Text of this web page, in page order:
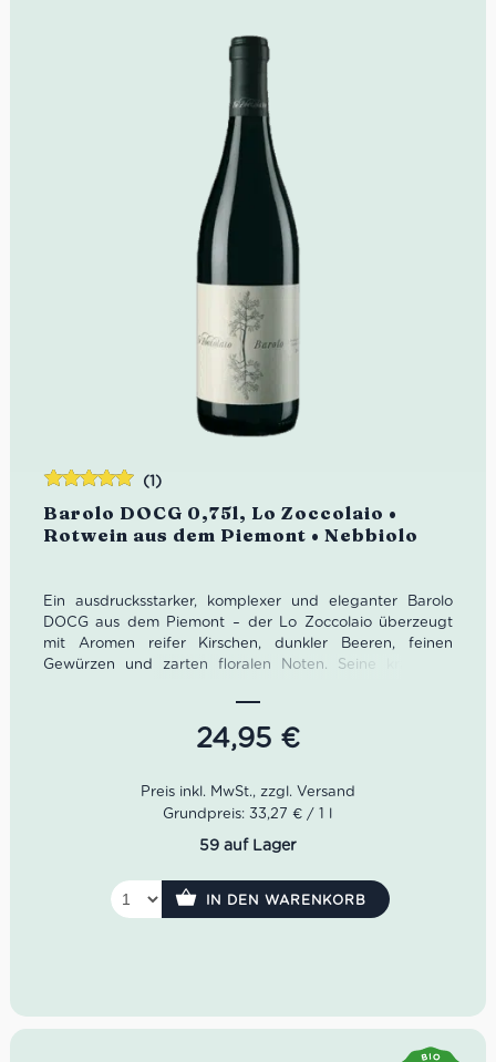
Barolo DOCG 0,75l, Lo Zoccolaio •
Rotwein aus dem Piemont • Nebbiolo
(1)
Ein ausdrucksstarker, komplexer und eleganter Barolo
DOCG aus dem Piemont – der Lo Zoccolaio überzeugt
mit Aromen reifer Kirschen, dunkler Beeren, feinen
Gewürzen und zarten floralen Noten. Seine kraftvolle
Begleiter für Wildgerichte, Rinderbraten oder gereiften
Käse. Ein Wein für besondere Momente und echte
Produktdetails
Weintyp: Rotwein, trocken
Herkunft: Piemont, Italien
Alkoholgehalt: ca. 14% vol.
Inhalt: 0,75 Liter
24,95 €
Bewertet
mit5.00von
5
Grundpreis: 33,27 € / 1 l
59 auf Lager
IN DEN WARENKORB